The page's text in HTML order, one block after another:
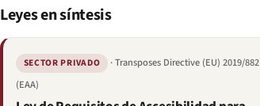
Leyes en síntesis
SECTOR PRIVADO
· Transposes Directive (EU) 2019/882
(EAA)